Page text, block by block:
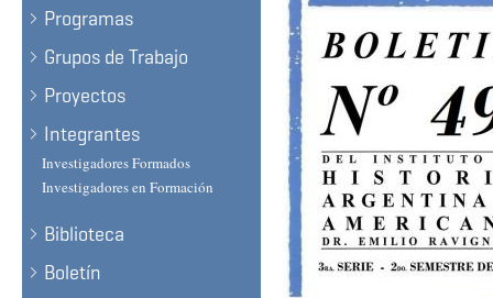
Programas
Grupos de Trabajo
Proyectos
Integrantes
Investigadores Formados
Investigadores en Formación
Biblioteca
Boletín